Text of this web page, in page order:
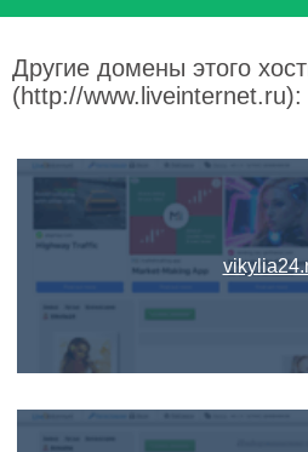
Другие домены этого
(http://www.liveinternet.ru):